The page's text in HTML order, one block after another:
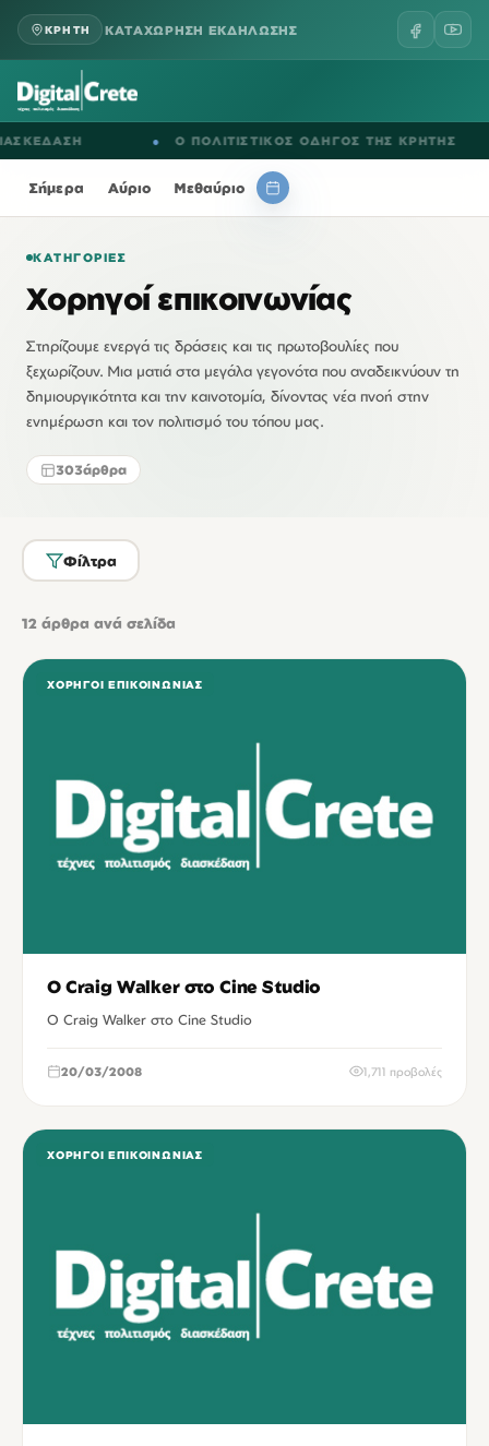
ΚΡΗΤΗ ΚΑΤΑΧΩΡΗΣΗ ΕΚΔΗΛΩΣΗΣ
Ο ΠΟΛΙΤΙΣΤΙΚΟΣ ΟΔΗΓΟΣ ΤΗΣ ΚΡΗΤΗΣ
Σήμερα Αύριο Μεθαύριο
ΚΑΤΗΓΟΡΊΕΣ
Χορηγοί επικοινωνίας
Στηρίζουμε ενεργά τις δράσεις και τις πρωτοβουλίες που
ξεχωρίζουν. Μια ματιά στα μεγάλα γεγονότα που αναδεικνύουν τη
δημιουργικότητα και την καινοτομία, δίνοντας νέα πνοή στην
ενημέρωση και τον πολιτισμό του τόπου μας.
303άρθρα
Φίλτρα
12 άρθρα ανά σελίδα
ΧΟΡΗΓΟΊ ΕΠΙΚΟΙΝΩΝΊΑΣ
Ο Craig Walker στο Cine Studio
Ο Craig Walker στο Cine Studio
20/03/2008 1,711 προβολές
ΧΟΡΗΓΟΊ ΕΠΙΚΟΙΝΩΝΊΑΣ